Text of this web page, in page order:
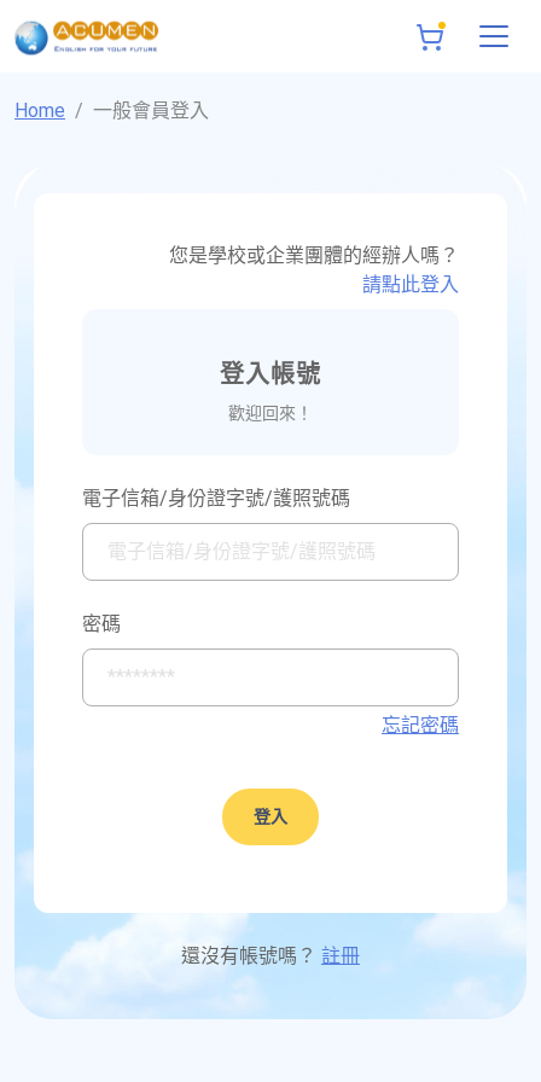
Home 一般會員登入
您是學校或企業團體的經辦人嗎？
請點此登入
登入帳號
歡迎回來！
電子信箱/身份證字號/護照號碼
密碼
忘記密碼
登入
還沒有帳號嗎？ 註冊